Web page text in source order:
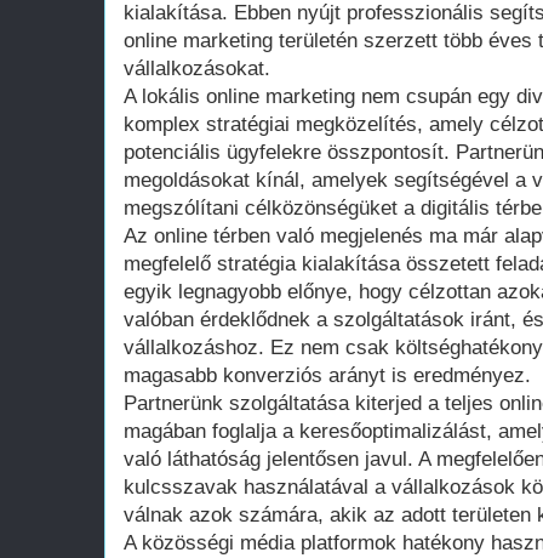
kialakítása. Ebben nyújt professzionális
online marketing területén szerzett több éves
vállalkozásokat.
A lokális online marketing nem csupán egy
komplex stratégiai megközelítés, amely
potenciális ügyfelekre összpontosít.
megoldásokat kínál, amelyek segítségével a
megszólítani célközönségüket a digitális
Az online térben való megjelenés ma már
megfelelő stratégia kialakítása összetett
egyik legnagyobb előnye, hogy célzottan
valóban érdeklődnek a szolgáltatások iránt,
vállalkozáshoz. Ez nem csak
magasabb konverziós arányt is eredményez.
Partnerünk szolgáltatása kiterjed a teljes
magában foglalja a keresőoptimalizálást,
való láthatóság jelentősen javul. A
kulcsszavak használatával a vállalkozások
válnak azok számára, akik az adott területen
A közösségi média platformok hatékony